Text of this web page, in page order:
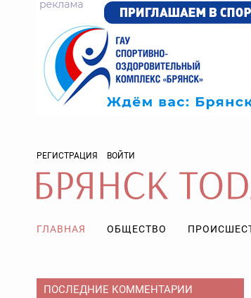
РЕГИСТРАЦИЯ ВОЙТИ
ГЛАВНАЯ ОБЩЕСТВО
ПОСЛЕДНИЕ КОММЕНТАРИИ